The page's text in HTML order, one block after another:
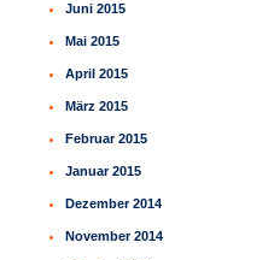
Juni 2015
Mai 2015
April 2015
März 2015
Februar 2015
Januar 2015
Dezember 2014
November 2014